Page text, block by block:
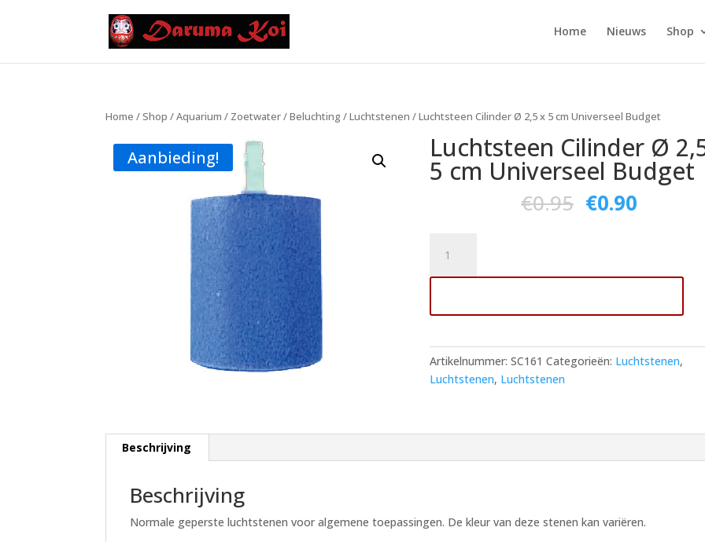
Home Nieuws Shop
Home /Shop /Aquarium / Zoetwater/Beluchting /Luchtstenen / Luchtsteen Cilinder Ø 2,5 x 5 cm Universeel Budget
Aanbieding! Luchtsteen Cilinder Ø
5 cm Universeel Budget
€0.95 €0.90
Cilinder
Ø
x
cm
Universeel
Budget
Artikelnummer:SC161 Categorieën: Luchtstenen,
Luchtstenen, Luchtstenen
Beschrijving
Beschrijving
Normale geperste luchtstenen voor algemene toepassingen. De kleur van deze stenen kan variëren.